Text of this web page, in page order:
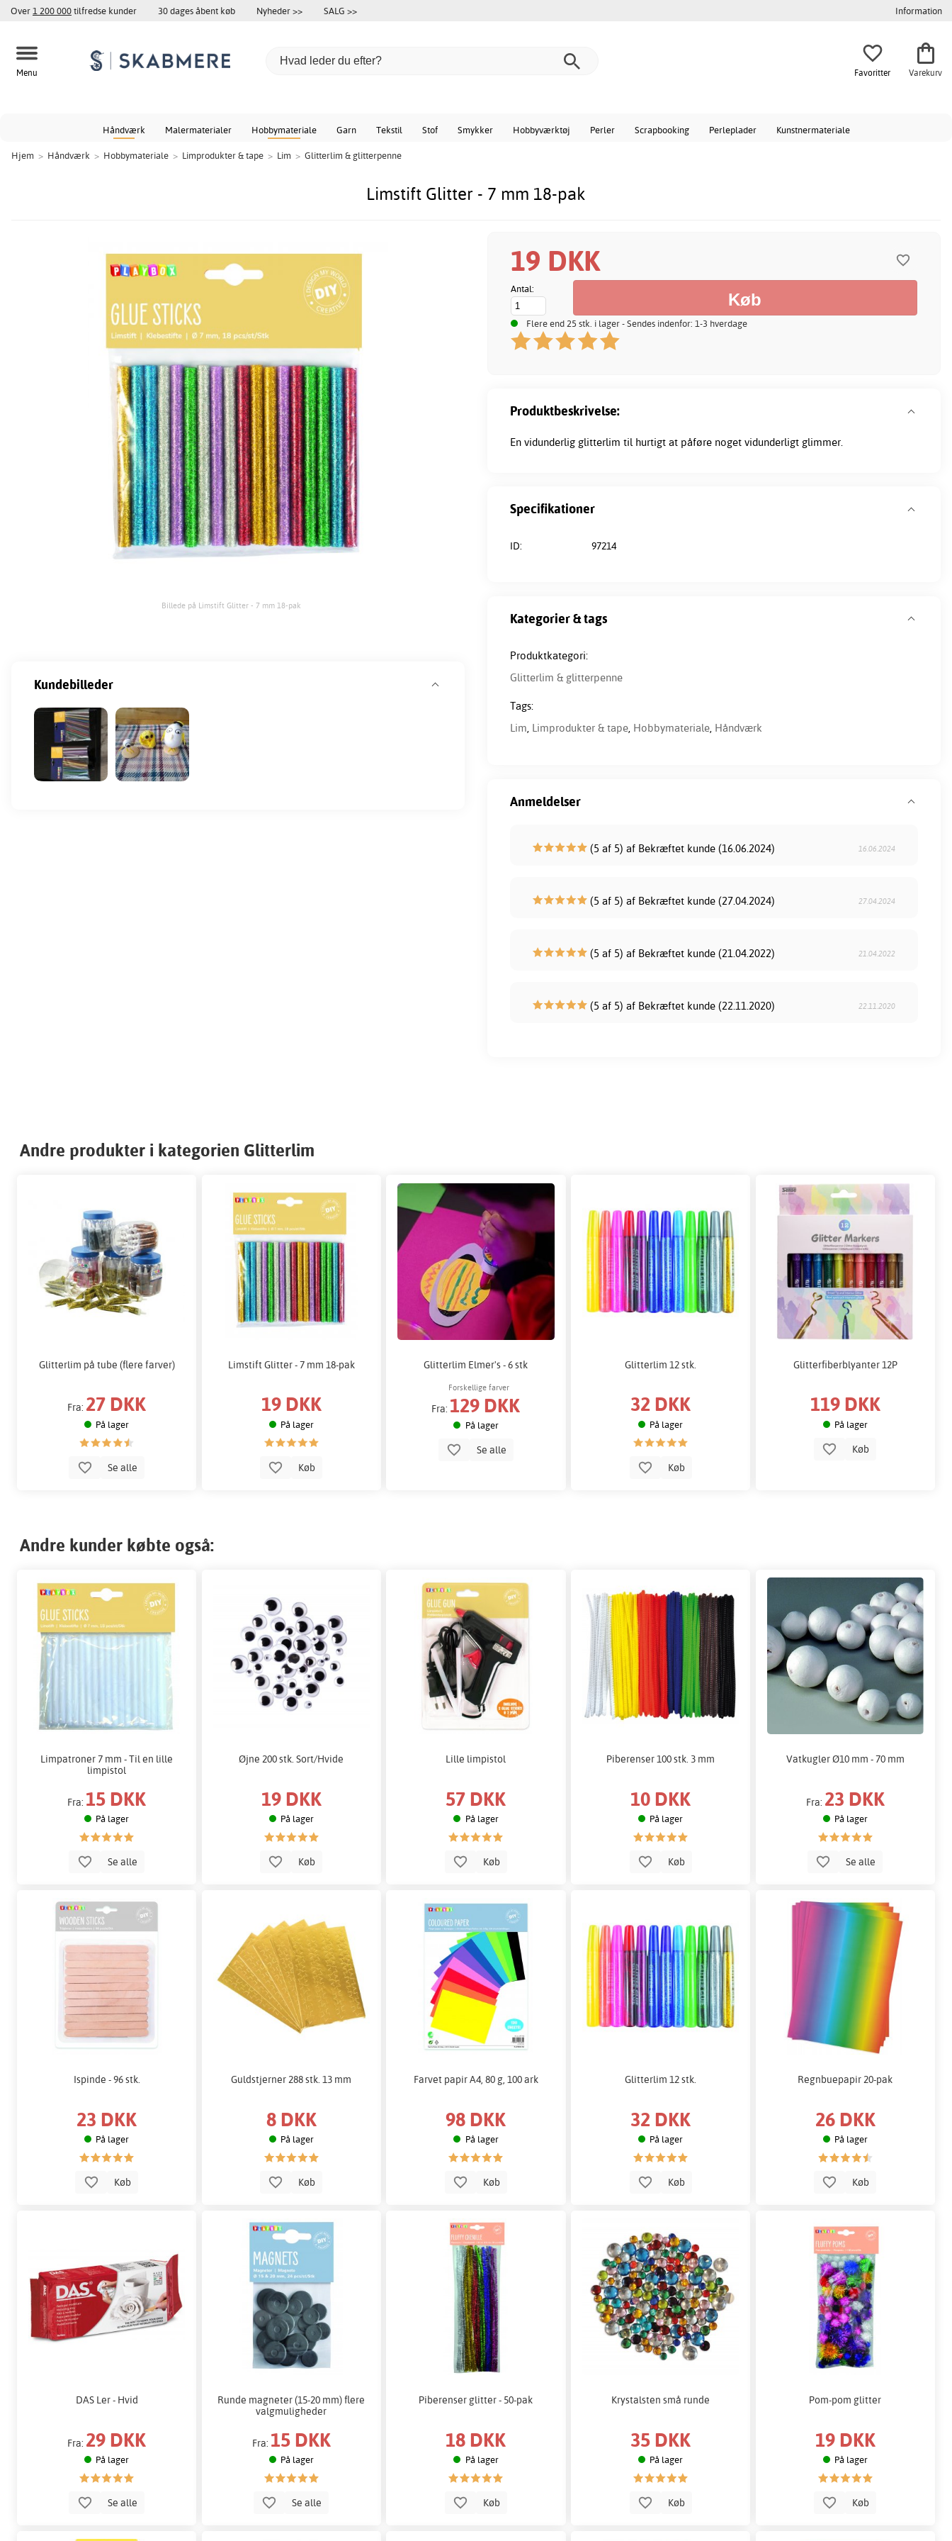
Over1 200 000tilfredse kunder 30 dages åbent køb Nyheder >> SALG >> Information
Menu Favoritter Varekurv
Håndværk Malermaterialer Hobbymateriale Garn Tekstil Stof Smykker Hobbyværktøj Perler Scrapbooking Perleplader Kunstnermateriale
Hjem > Håndværk > Hobbymateriale > Limprodukter & tape > Lim > Glitterlim & glitterpenne
Limstift Glitter - 7 mm 18-pak
Billede på Limstift Glitter - 7 mm 18-pak
19 DKK
Antal:
Flere end 25 stk. i lager - Sendes indenfor: 1-3 hverdage
Produktbeskrivelse:
En vidunderlig glitterlim til hurtigt at påføre noget vidunderligt glimmer.
Specifikationer
ID: 97214
Kategorier & tags
Produktkategori:
Glitterlim & glitterpenne
Tags:
Lim, Limprodukter & tape, Hobbymateriale, Håndværk
Kundebilleder
Anmeldelser
(5 af 5) af Bekræftet kunde (16.06.2024) 16.06.2024
(5 af 5) af Bekræftet kunde (27.04.2024) 27.04.2024
(5 af 5) af Bekræftet kunde (21.04.2022) 21.04.2022
(5 af 5) af Bekræftet kunde (22.11.2020) 22.11.2020
Andre produkter i kategorien Glitterlim
Glitterlim på tube (flere farver)
Fra: 27 DKK
På lager
Se alle
Limstift Glitter - 7 mm 18-pak
19 DKK
På lager
Køb
Glitterlim Elmer's - 6 stk
Forskellige farver
Fra: 129 DKK
På lager
Se alle
Glitterlim 12 stk.
32 DKK
På lager
Køb
Glitterfiberblyanter 12P
119 DKK
På lager
Køb
Andre kunder købte også:
Limpatroner 7 mm - Til en lille
limpistol
Fra: 15 DKK
På lager
Se alle
Øjne 200 stk. Sort/Hvide
19 DKK
På lager
Køb
Lille limpistol
57 DKK
På lager
Køb
Piberenser 100 stk. 3 mm
10 DKK
På lager
Køb
Vatkugler Ø10 mm - 70 mm
Fra: 23 DKK
På lager
Se alle
Ispinde - 96 stk.
23 DKK
På lager
Køb
Guldstjerner 288 stk. 13 mm
8 DKK
På lager
Køb
Farvet papir A4, 80 g, 100 ark
98 DKK
På lager
Køb
Glitterlim 12 stk.
32 DKK
På lager
Køb
Regnbuepapir 20-pak
26 DKK
På lager
Køb
DAS Ler - Hvid
Fra: 29 DKK
På lager
Se alle
Runde magneter (15-20 mm) flere
valgmuligheder
Fra: 15 DKK
På lager
Se alle
Piberenser glitter - 50-pak
18 DKK
På lager
Køb
Krystalsten små runde
35 DKK
På lager
Køb
Pom-pom glitter
19 DKK
På lager
Køb